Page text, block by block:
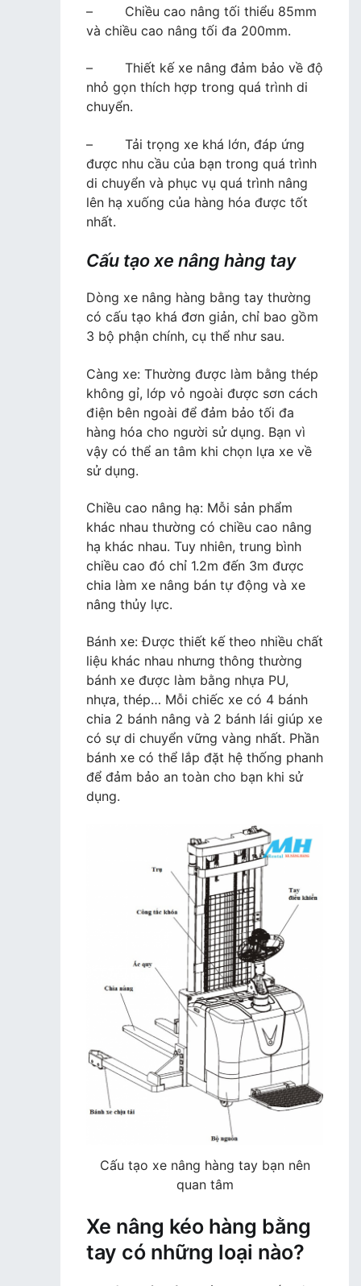
– Chiều cao nâng tối thiểu 85mm
và chiều cao nâng tối đa 200mm.
– Thiết kế xe nâng đảm bảo về độ
nhỏ gọn thích hợp trong quá trình di
chuyển.
– Tải trọng xe khá lớn, đáp ứng
được nhu cầu của bạn trong quá trình
di chuyển và phục vụ quá trình nâng
lên hạ xuống của hàng hóa được tốt
nhất.
Cấu tạo xe nâng hàng tay
Dòng xe nâng hàng bằng tay thường
có cấu tạo khá đơn giản, chỉ bao gồm
3 bộ phận chính, cụ thể như sau.
Càng xe: Thường được làm bằng thép
không gỉ, lớp vỏ ngoài được sơn cách
điện bên ngoài để đảm bảo tối đa
hàng hóa cho người sử dụng. Bạn vì
vậy có thể an tâm khi chọn lựa xe về
sử dụng.
Chiều cao nâng hạ: Mỗi sản phẩm
khác nhau thường có chiều cao nâng
hạ khác nhau. Tuy nhiên, trung bình
chiều cao đó chỉ 1.2m đến 3m được
chia làm xe nâng bán tự động và xe
nâng thủy lực.
Bánh xe: Được thiết kế theo nhiều chất
liệu khác nhau nhưng thông thường
bánh xe được làm bằng nhựa PU,
nhựa, thép… Mỗi chiếc xe có 4 bánh
chia 2 bánh nâng và 2 bánh lái giúp xe
có sự di chuyển vững vàng nhất. Phần
bánh xe có thể lắp đặt hệ thống phanh
để đảm bảo an toàn cho bạn khi sử
dụng.
Cấu tạo xe nâng hàng tay bạn nên
quan tâm
Xe nâng kéo hàng bằng
tay có những loại nào?